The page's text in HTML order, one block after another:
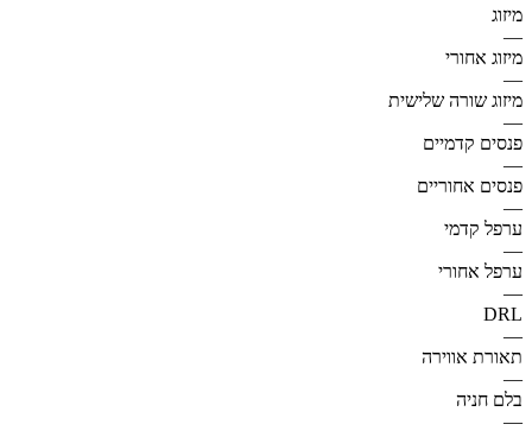
מיזוג
—
מיזוג אחורי
—
מיזוג שורה שלישית
—
פנסים קדמיים
—
פנסים אחוריים
—
ערפל קדמי
—
ערפל אחורי
—
DRL
—
תאורת אווירה
—
בלם חניה
—